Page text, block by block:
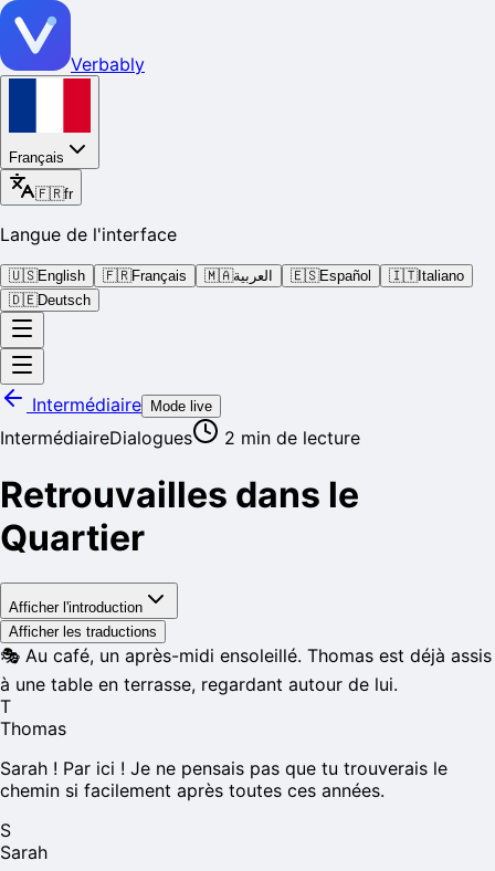
Verbably
Français
🇫🇷fr
Langue de l'interface
🇺🇸English 🇫🇷Français 🇲🇦العربية 🇪🇸Español 🇮🇹Italiano
🇩🇪Deutsch
Intermédiaire Mode live
IntermédiaireDialogues 2 min de lecture
Retrouvailles dans le
Quartier
Afficher l'introduction
Afficher les traductions
🎭 Au café, un après-midi ensoleillé. Thomas est déjà assis
à une table en terrasse, regardant autour de lui.
T
Thomas
Sarah ! Par ici ! Je ne pensais pas que tu trouverais le
chemin si facilement après toutes ces années.
S
Sarah